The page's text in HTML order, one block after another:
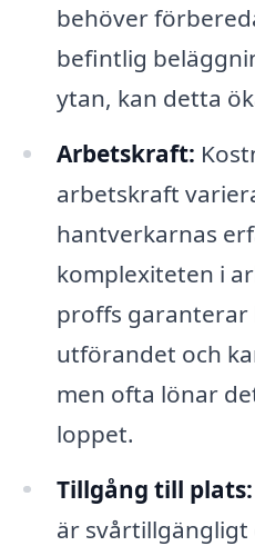
behöver
befintlig
ytan, kan detta
Arbetskraft:
arbetskraft
hantverkarnas
komplexiteten i
proffs garanterar
utförandet och
men ofta lönar
loppet.
Tillgång till plats:
är svårtillgängligt